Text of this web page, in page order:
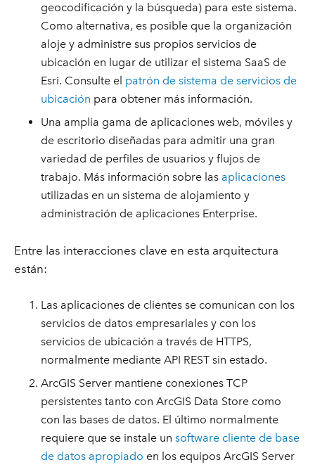
geocodificación y la búsqueda) para este sistema.
Como alternativa, es posible que la organización
aloje y administre sus propios servicios de
ubicación en lugar de utilizar el sistema SaaS de
Esri. Consulte el patrón de sistema de servicios de
ubicación para obtener más información.
Una amplia gama de aplicaciones web, móviles y
de escritorio diseñadas para admitir una gran
variedad de perfiles de usuarios y flujos de
trabajo. Más información sobre las aplicaciones
utilizadas en un sistema de alojamiento y
administración de aplicaciones Enterprise.
Entre las interacciones clave en esta arquitectura
están:
Las aplicaciones de clientes se comunican con los
servicios de datos empresariales y con los
servicios de ubicación a través de HTTPS,
normalmente mediante API REST sin estado.
ArcGIS Server mantiene conexiones TCP
persistentes tanto con ArcGIS Data Store como
con las bases de datos. El último normalmente
requiere que se instale unsoftware cliente de base
de datos apropiado en los equipos ArcGIS Server